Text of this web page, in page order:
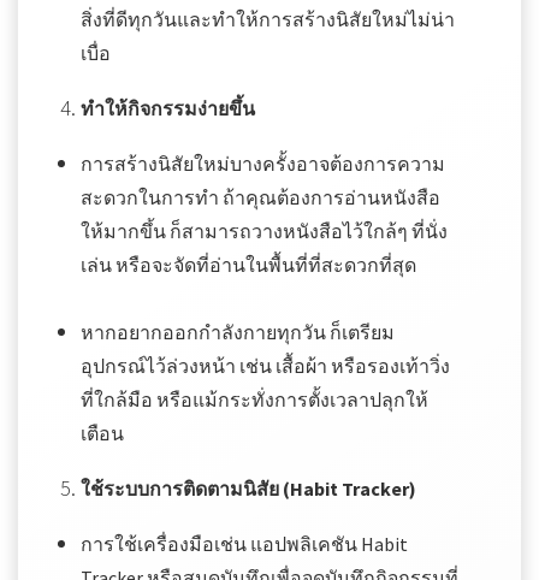
สิ่งที่ดีทุกวันและทำให้การสร้างนิสัยใหม่ไม่น่า
เบื่อ
ทำให้กิจกรรมง่ายขึ้น
การสร้างนิสัยใหม่บางครั้งอาจต้องการความ
สะดวกในการทำ ถ้าคุณต้องการอ่านหนังสือ
ให้มากขึ้น ก็สามารถวางหนังสือไว้ใกล้ๆ ที่นั่ง
เล่น หรือจะจัดที่อ่านในพื้นที่ที่สะดวกที่สุด
หากอยากออกกำลังกายทุกวัน ก็เตรียม
อุปกรณ์ไว้ล่วงหน้า เช่น เสื้อผ้า หรือรองเท้าวิ่ง
ที่ใกล้มือ หรือแม้กระทั่งการตั้งเวลาปลุกให้
เตือน
ใช้ระบบการติดตามนิสัย (Habit Tracker)
การใช้เครื่องมือเช่น แอปพลิเคชัน Habit